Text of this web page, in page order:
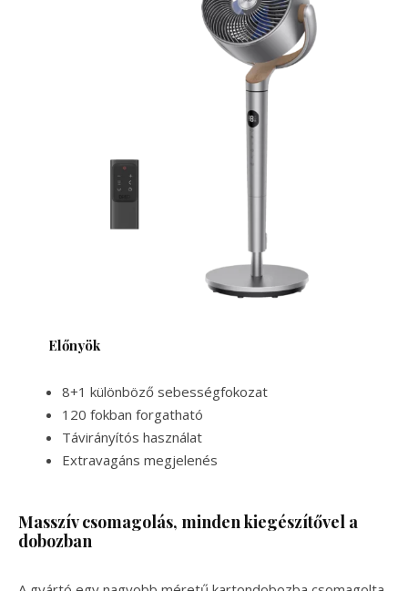
Előnyök
8+1 különböző sebességfokozat
120 fokban forgatható
Távirányítós használat
Extravagáns megjelenés
Masszív csomagolás, minden kiegészítővel a
dobozban